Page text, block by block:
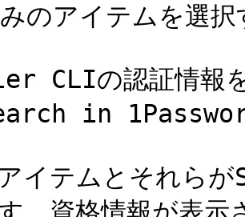
のアイテムを選
CLIの認証情報
in
イテムとそれら